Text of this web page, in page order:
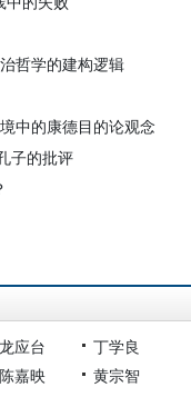
哲学的建构逻辑
中的康德目的论观念
子的批评
龙应台
丁学良
陈嘉映
黄宗智